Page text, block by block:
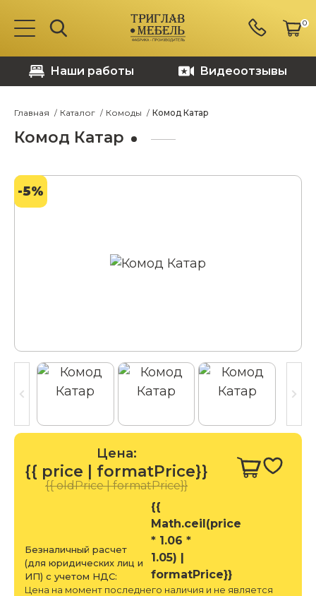
0
Наши работы Видеоотзывы
Главная Каталог Комоды Комод Катар
Комод Катар
-5%
Цена:
{{ price | formatPrice}}
{{ oldPrice | formatPrice}}
Безналичный расчет
(для юридических лиц и
ИП) с учетом НДС:
{{
Math.ceil(price
* 1.06 *
1.05) |
formatPrice}}
Цена на момент последнего наличия и не является